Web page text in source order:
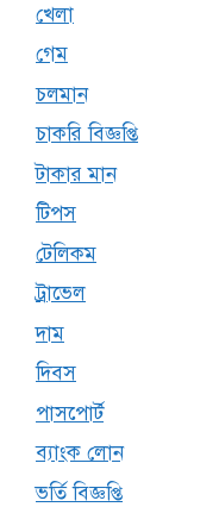
খেলা
গেম
চলমান
চাকরি বিজ্ঞপ্তি
টাকার মান
টিপস
টেলিকম
ট্রাভেল
দাম
দিবস
পাসপোর্ট
ব্যাংক লোন
ভর্তি বিজ্ঞপ্তি